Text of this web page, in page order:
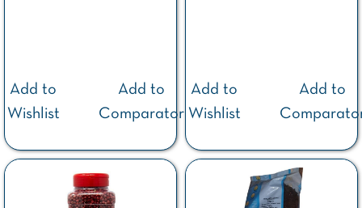
Add to
Wishlist
Add to
Comparator
Add to
Wishlist
Add to